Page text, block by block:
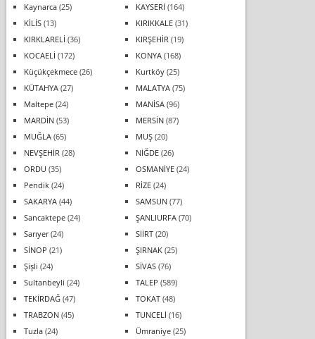
Kaynarca(25) KAYSERİ (164)
KİLİS(13) KIRIKKALE(31)
KIRKLARELİ (36) KIRŞEHİR (19)
KOCAELİ (172) KONYA(168)
Küçükçekmece(26) Kurtköy(25)
KÜTAHYA(27) MALATYA(75)
Maltepe(24) MANİSA(96)
MARDİN(53) MERSİN(87)
MUĞLA(65) MUŞ(20)
NEVŞEHİR (28) NİĞDE(26)
ORDU (35) OSMANİYE(24)
Pendik(24) RİZE(24)
SAKARYA(44) SAMSUN(77)
Sancaktepe(24) ŞANLIURFA(70)
Sarıyer(24) SİİRT(20)
SİNOP (21) ŞIRNAK(25)
Şişli (24) SİVAS(76)
Sultanbeyli (24) TALEP (589)
TEKİRDAĞ(47) TOKAT(48)
TRABZON(45) TUNCELİ (16)
Tuzla(24) Ümraniye(25)